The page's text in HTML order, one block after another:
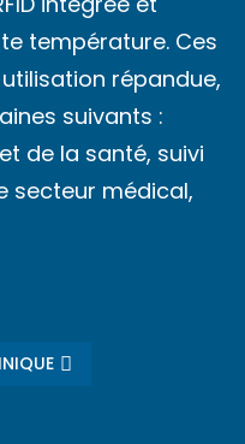
température. Ces
répandue,
suivants :
de la santé, suivi
secteur médical,